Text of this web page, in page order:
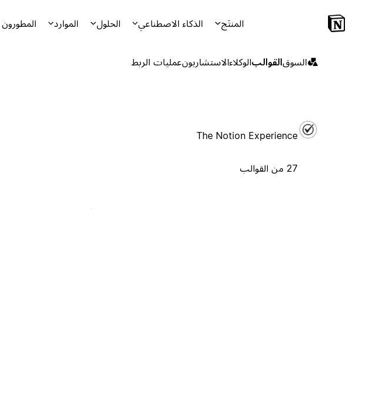
المنتَج الذكاء الاصطناعي الحلول الموارد المطورون
السوقالقوالبالوكلاءالاستشاريونعمليات الربط
The Notion Experience
27 من القوالب